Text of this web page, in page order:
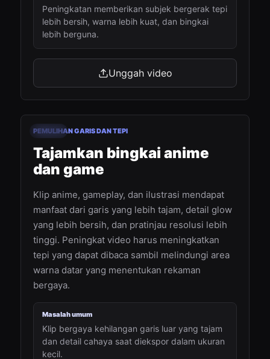
Peningkatan memberikan subjek bergerak tepi
lebih bersih, warna lebih kuat, dan bingkai
lebih berguna.
Unggah video
Sebelum
PEMULIHAN GARIS DAN TEPI
Tajamkan bingkai anime
dan game
Klip anime, gameplay, dan ilustrasi mendapat
manfaat dari garis yang lebih tajam, detail glow
yang lebih bersih, dan pratinjau resolusi lebih
tinggi. Peningkat video harus meningkatkan
tepi yang dapat dibaca sambil melindungi area
warna datar yang menentukan rekaman
bergaya.
Masalah umum
Klip bergaya kehilangan garis luar yang tajam
dan detail cahaya saat diekspor dalam ukuran
kecil.